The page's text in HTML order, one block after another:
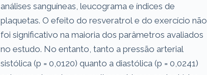
análises sanguíneas, leucograma e índices de
plaquetas. O efeito do resveratrol e do exercício não
foi significativo na maioria dos parâmetros avaliados
no estudo. No entanto, tanto a pressão arterial
sistólica (p = 0,0120) quanto a diastólica (p = 0,0241)